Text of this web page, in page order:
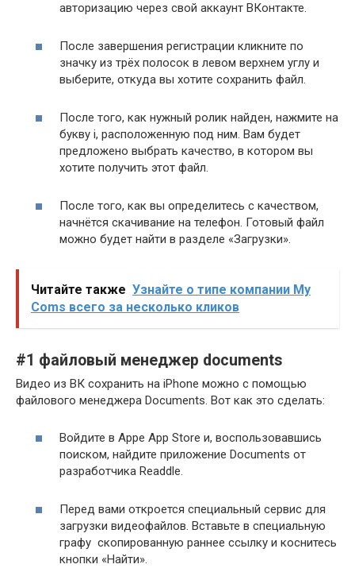
авторизацию через свой аккаунт ВКонтакте.
После завершения регистрации кликните по
значку из трёх полосок в левом верхнем углу и
выберите, откуда вы хотите сохранить файл.
После того, как нужный ролик найден, нажмите на
букву i, расположенную под ним. Вам будет
предложено выбрать качество, в котором вы
хотите получить этот файл.
После того, как вы определитесь с качеством,
начнётся скачивание на телефон. Готовый файл
можно будет найти в разделе «Загрузки».
Читайте также Узнайте о типе компании My
Coms всего за несколько кликов
#1 файловый менеджер documents
Видео из ВК сохранить на iPhone можно с помощью
файлового менеджера Documents. Вот как это сделать:
Войдите в Appe App Store и, воспользовавшись
поиском, найдите приложение Documents от
разработчика Readdle.
Перед вами откроется специальный сервис для
загрузки видеофайлов. Вставьте в специальную
графу скопированную раннее ссылку и коснитесь
кнопки «Найти».